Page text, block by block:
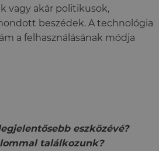
vagy akár politikusok,
beszédek. A technológia
a felhasználásának módja
eszközévé?
találkozunk?